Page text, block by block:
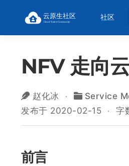
社区
NFV 走向
赵化冰
Service
发布于 2020-02-15
字
前言